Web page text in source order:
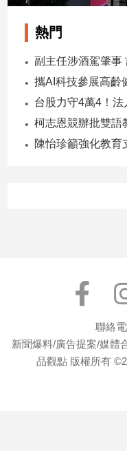
投
熱門
陳怡珍籲強化教
聯絡
新聞爆料/廣告提案/媒體
品觀點 版權所有